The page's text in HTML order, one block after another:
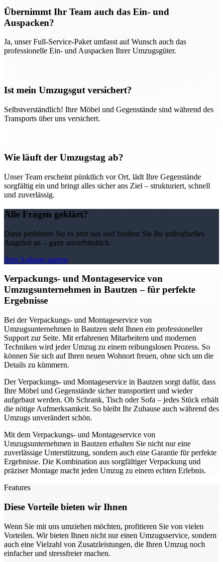
Übernimmt Ihr Team auch das Ein- und
Auspacken?
Ja, unser Full-Service-Paket umfasst auf Wunsch auch das
professionelle Ein- und Auspacken Ihrer Umzugsgüter.
Ist mein Umzugsgut versichert?
Selbstverständlich! Ihre Möbel und Gegenstände sind während des
Transports über uns versichert.
Wie läuft der Umzugstag ab?
Unser Team erscheint pünktlich vor Ort, lädt Ihre Gegenstände
sorgfältig ein und bringt alles sicher ans Ziel – strukturiert, schnell
und zuverlässig.
Alle Fragen geklärt?
Dann probieren Sie es jetzt aus und fordern Sie Ihr individuelles
Angebot an – ganz unverbindlich.
Jetzt Anfrage starten
Verpackungs- und Montageservice von
Umzugsunternehmen in Bautzen – für perfekte
Ergebnisse
Bei der Verpackungs- und Montageservice von
Umzugsunternehmen in Bautzen steht Ihnen ein professioneller
Support zur Seite. Mit erfahrenen Mitarbeitern und modernen
Techniken wird jeder Umzug zu einem reibungslosen Prozess. So
können Sie sich auf Ihren neuen Wohnort freuen, ohne sich um die
Details zu kümmern.
Der Verpackungs- und Montageservice in Bautzen sorgt dafür, dass
Ihre Möbel und Gegenstände sicher transportiert und wieder
aufgebaut werden. Ob Schrank, Tisch oder Sofa – jedes Stück erhält
die nötige Aufmerksamkeit. So bleibt Ihr Zuhause auch während des
Umzugs unverändert schön.
Mit dem Verpackungs- und Montageservice von
Umzugsunternehmen in Bautzen erhalten Sie nicht nur eine
zuverlässige Unterstützung, sondern auch eine Garantie für perfekte
Ergebnisse. Die Kombination aus sorgfältiger Verpackung und
präziser Montage macht jeden Umzug zu einem echten Erlebnis.
Features
Diese Vorteile bieten wir Ihnen
Wenn Sie mit uns umziehen möchten, profitieren Sie von vielen
Vorteilen. Wir bieten Ihnen nicht nur einen Umzugsservice, sondern
auch eine Vielzahl von Zusatzleistungen, die Ihren Umzug noch
einfacher und stressfreier machen.